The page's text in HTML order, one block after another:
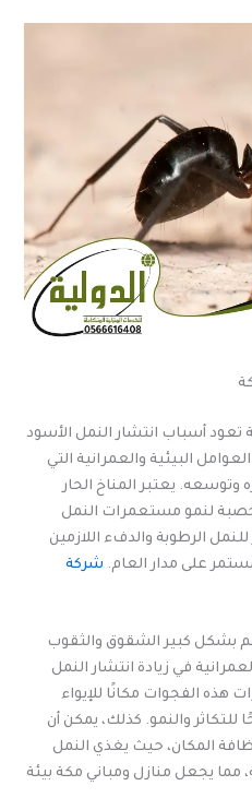
أسباب انتشار النمل الأسود
البيئية والعمرانية التي
وتوسعه. يعتبر المناخ الحار
خصبة لنمو مستعمرات النمل
الرطوبة والدفء اللازمين
على مدار العام. شركة
بشكل كبير الشقوق والثقوب
في زيادة انتشار النمل
هذه الفجوات مكانًا للإيواء
للتكاثر والنمو. كذلك، يمكن أن
المكان، حيث يغذي النمل
مما يجعل منازل ومباني مكة بيئة